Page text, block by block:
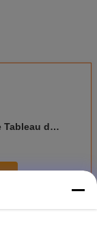
Tableau de